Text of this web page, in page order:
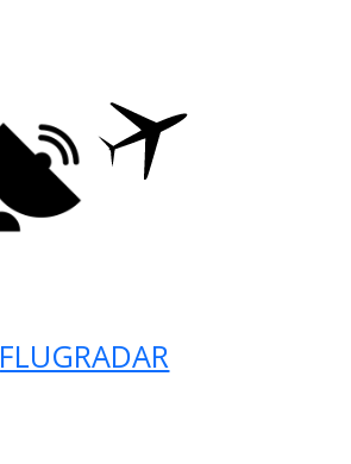
FLUGRADAR